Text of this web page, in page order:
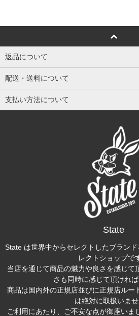
返品について
配送・送料について
支払い方法について
State
State は世界中からセレクトしたブラン
レクトショップで
当店を通じて商品の魅力や良さを感じて
さも同時に感じて頂ければ
商品は国内外の正規店並びに正規店ルー
は絶対に取扱いませ
ご利用にあたり、ご不安な点が御座いま